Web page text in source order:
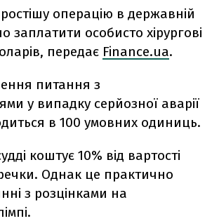
операцію в державній
заплатити особисто хірургові
передає Finance.ua.
питання з
у випадку серйозної аварії
в 100 умовних одиниць.
коштує 10% від вартості
Однак це практично
з розцінками на